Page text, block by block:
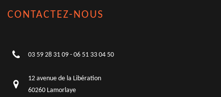
CONTACTEZ-NOUS
03 59 28 31 09 - 06 51 33 04 50
12 avenue de la Libération
60260 Lamorlaye